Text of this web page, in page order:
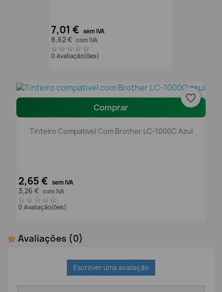
7,01 € sem IVA
8,62 € com IVA
0 Avaliação(ões)
Comprar
Tinteiro Compativel Com Brother LC-1000C Azul
2,65 € sem IVA
3,26 € com IVA
0 Avaliação(ões)
favorite_border
Avaliações (0)
Escrever uma avaliação